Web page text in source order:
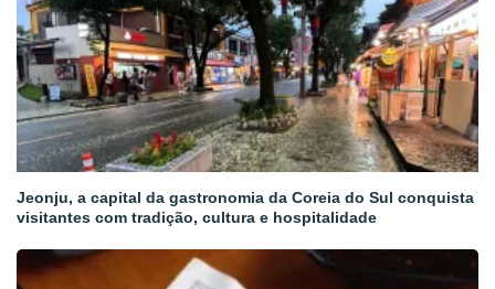
Jeonju, a capital da gastronomia da Coreia do Sul conquista
visitantes com tradição, cultura e hospitalidade